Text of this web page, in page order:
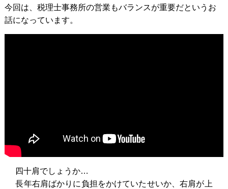
今回は、税理士事務所の営業もバランスが重要だというお
話になっています。
四十肩でしょうか…
長年右肩ばかりに負担をかけていたせいか、右肩が上